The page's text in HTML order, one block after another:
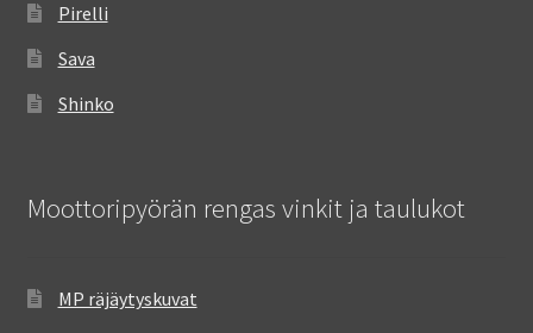
Pirelli
Sava
Shinko
Moottoripyörän rengas vinkit ja taulukot
MP räjäytyskuvat